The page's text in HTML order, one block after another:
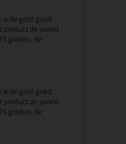
de goot goed
product de avond
graden, de
de goot goed
de avond
graden, de